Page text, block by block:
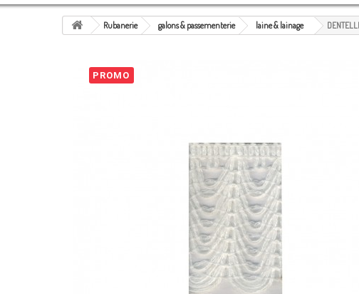
Rubanerie galons & passementerie laine & lainage
PROMO